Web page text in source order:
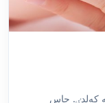
كەلدٸ. جاس